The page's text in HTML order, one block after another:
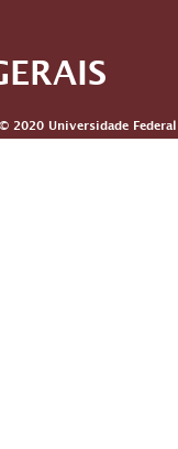
© 2020 Universidade